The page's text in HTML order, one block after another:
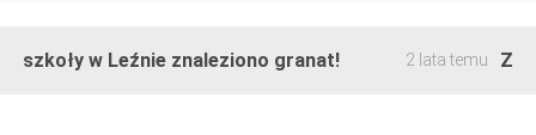
szkoły w Leźnie znaleziono granat! 2 lata temu